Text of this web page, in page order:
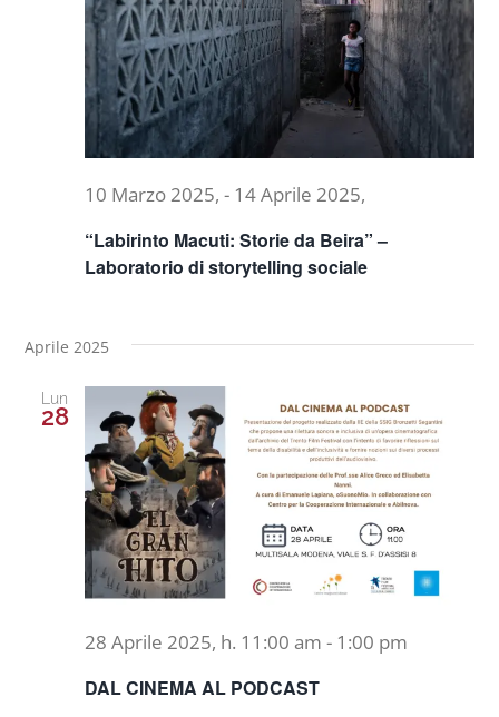
Progetti
In rete con
Chi siamo
“Labirinto Macuti: Storie da Beira” –
Laboratorio di storytelling sociale
10 Marzo 2025, - 14 Aprile 2025,
Aprile 2025
Lun
28
DAL CINEMA AL PODCAST
28 Aprile 2025, h. 11:00 am - 1:00 pm